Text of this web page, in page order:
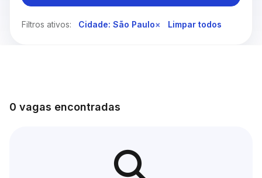
Filtros ativos: Cidade: São Paulo× Limpar todos
0 vagas encontradas